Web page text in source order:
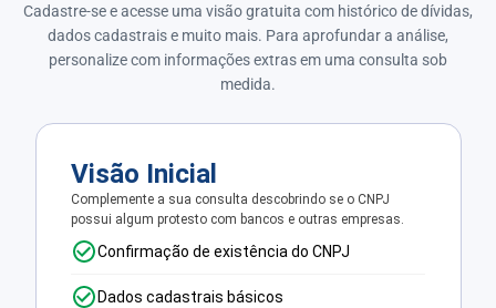
Cadastre-se e acesse uma visão gratuita com histórico de dívidas,
dados cadastrais e muito mais. Para aprofundar a análise,
personalize com informações extras em uma consulta sob
medida.
Visão Inicial
Complemente a sua consulta descobrindo se o CNPJ
possui algum protesto com bancos e outras empresas.
Confirmação de existência do CNPJ
Dados cadastrais básicos